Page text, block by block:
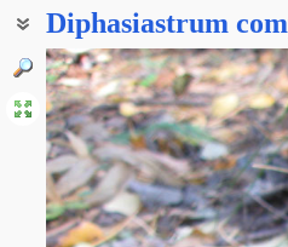
Diphasiastrum
Дифазиаструм плоский
Дифазиаструм сплюснутый
Дифазиаструм уплощённый
Плаун обоюдоострый
Плаун плоский
Плаун сплюснутый
Плаун уплощённый